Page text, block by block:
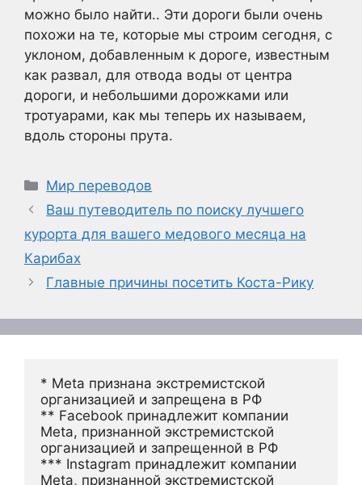
можно было найти.. Эти дороги были очень
похожи на те, которые мы строим сегодня, с
уклоном, добавленным к дороге, известным
как развал, для отвода воды от центра
дороги, и небольшими дорожками или
тротуарами, как мы теперь их называем,
вдоль стороны прута.
Рубрики
Мир переводов
Ваш путеводитель по поиску лучшего
курорта для вашего медового месяца на
Карибах
Главные причины посетить Коста-Рику
* Meta признана экстремистской
организацией и запрещена в РФ
** Facebook принадлежит компании
Meta, признанной экстремистской
организацией и запрещенной в РФ
*** Instagram принадлежит компании
Meta, признанной экстремистской